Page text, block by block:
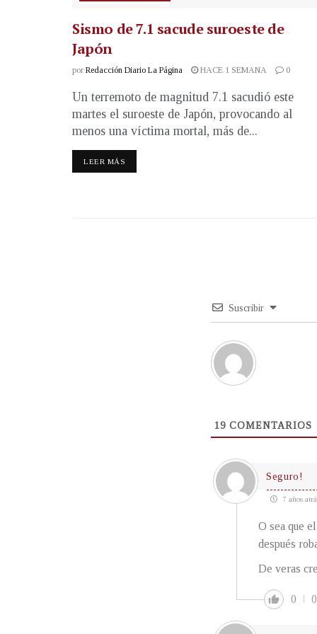
Sismo de 7.1 sacude suroeste de
Japón
por Redacción Diario La Página HACE 1 SEMANA 0
Un terremoto de magnitud 7.1 sacudió este
martes el suroeste de Japón, provocando al
menos una víctima mortal, más de...
LEER MÁS
Suscribir
19 COMENTARIOS
Seguro!
7 años
O sea que
después
De veras
0 0